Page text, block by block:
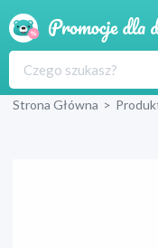
Strona Główna >